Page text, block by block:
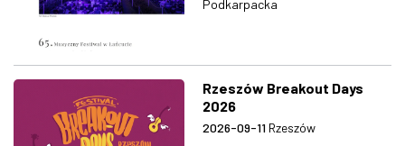
Podkarpacka
Rzeszów Breakout Days
2026
2026-09-11 Rzeszów